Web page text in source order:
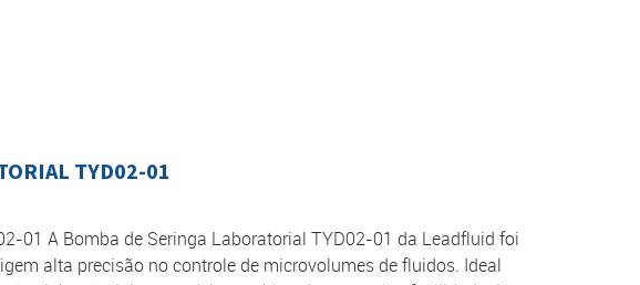
TYD02-01
01 A Bomba de Seringa Laboratorial TYD02-01 da Leadfluid foi
alta precisão no controle de microvolumes de fluidos. Ideal